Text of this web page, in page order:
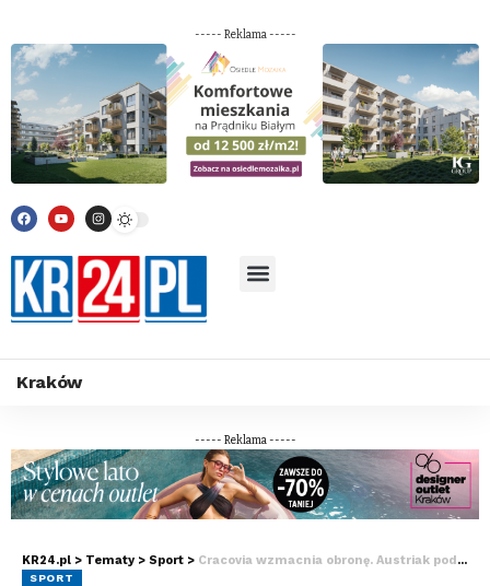
----- Reklama -----
Kraków
----- Reklama -----
KR24.pl > Tematy > Sport > Cracovia wzmacnia obronę. Austriak podpisał kontrakt na dwa lata
SPORT